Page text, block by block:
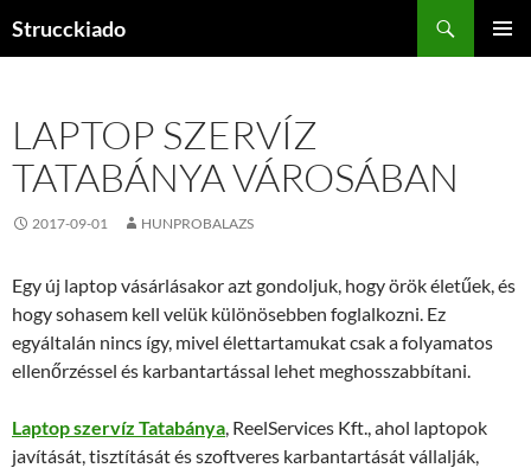
Strucckiado
LAPTOP SZERVÍZ
TATABÁNYA VÁROSÁBAN
2017-09-01 HUNPROBALAZS
Egy új laptop vásárlásakor azt gondoljuk, hogy örök életűek, és
hogy sohasem kell velük különösebben foglalkozni. Ez
egyáltalán nincs így, mivel élettartamukat csak a folyamatos
ellenőrzéssel és karbantartással lehet meghosszabbítani.
Laptop szervíz Tatabánya, ReelServices Kft., ahol laptopok
javítását, tisztítását és szoftveres karbantartását vállalják,